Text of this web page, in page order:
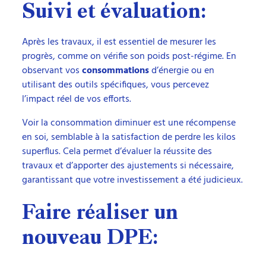
Suivi et évaluation:
Après les travaux, il est essentiel de mesurer les
progrès, comme on vérifie son poids post-régime. En
observant vosconsommationsd’énergie ou en
utilisant des outils spécifiques, vous percevez
l’impact réel de vos efforts.
Voir la consommation diminuer est une récompense
en soi, semblable à la satisfaction de perdre les kilos
superflus. Cela permet d’évaluer la réussite des
travaux et d’apporter des ajustements si nécessaire,
garantissant que votre investissement a été judicieux.
Faire réaliser un
nouveau DPE: